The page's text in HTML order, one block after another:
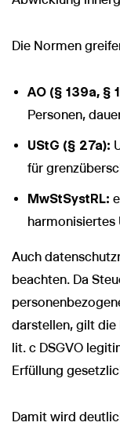
Die Normen
AO (§ 139a, §
Personen,
UStG (§ 27a):
für
MwStSystRL:
harmonisiertes
Auch
beachten. Da
darstellen, gilt die
lit. c DSGVO
Erfüllung
Damit wird